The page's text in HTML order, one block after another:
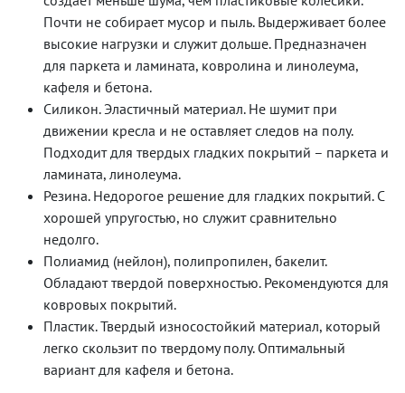
Почти не собирает мусор и пыль. Выдерживает более
высокие нагрузки и служит дольше. Предназначен
для паркета и ламината, ковролина и линолеума,
кафеля и бетона.
Силикон. Эластичный материал. Не шумит при
движении кресла и не оставляет следов на полу.
Подходит для твердых гладких покрытий – паркета и
ламината, линолеума.
Резина. Недорогое решение для гладких покрытий. С
хорошей упругостью, но служит сравнительно
недолго.
Полиамид (нейлон), полипропилен, бакелит.
Обладают твердой поверхностью. Рекомендуются для
ковровых покрытий.
Пластик. Твердый износостойкий материал, который
легко скользит по твердому полу. Оптимальный
вариант для кафеля и бетона.